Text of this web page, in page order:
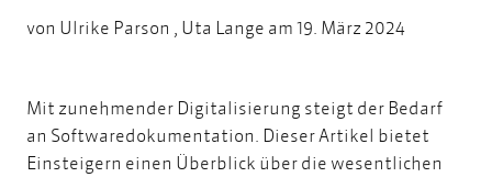
von Ulrike Parson , Uta Lange am 19. März 2024
Mit zunehmender Digitalisierung steigt der Bedarf
an Softwaredokumentation. Dieser Artikel bietet
Einsteigern einen Überblick über die wesentlichen